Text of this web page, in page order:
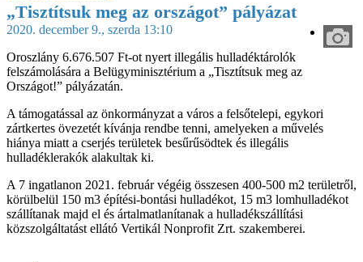
„Tisztítsuk meg az országot” pályázat
2020. december 9., szerda 13:10
Oroszlány 6.676.507 Ft-ot nyert illegális hulladéktárolók
felszámolására a Belügyminisztérium a „Tisztítsuk meg az
Országot!” pályázatán.
A támogatással az önkormányzat a város a felsőtelepi, egykori
zártkertes övezetét kívánja rendbe tenni, amelyeken a művelés
hiánya miatt a cserjés területek besűrűsödtek és illegális
hulladéklerakók alakultak ki.
A 7 ingatlanon 2021. február végéig összesen 400-500 m2 területről,
körülbelül 150 m3 építési-bontási hulladékot, 15 m3 lomhulladékot
szállítanak majd el és ártalmatlanítanak a hulladékszállítási
közszolgáltatást ellátó Vertikál Nonprofit Zrt. szakemberei.